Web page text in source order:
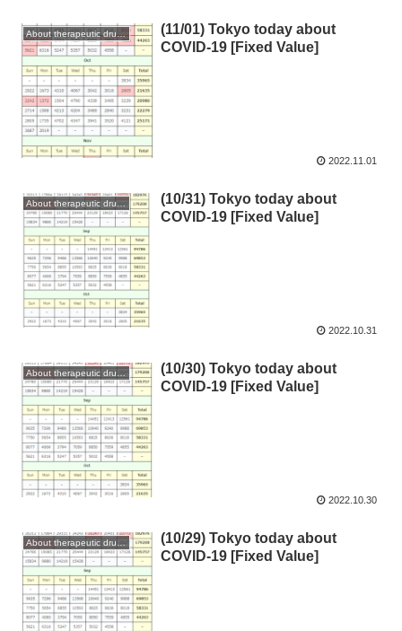
About therapeutic drugs and vaccines
(11/01) Tokyo today about
COVID-19 [Fixed Value]
2022.11.01
(10/31) Tokyo today about
COVID-19 [Fixed Value]
2022.10.31
(10/30) Tokyo today about
COVID-19 [Fixed Value]
2022.10.30
(10/29) Tokyo today about
COVID-19 [Fixed Value]